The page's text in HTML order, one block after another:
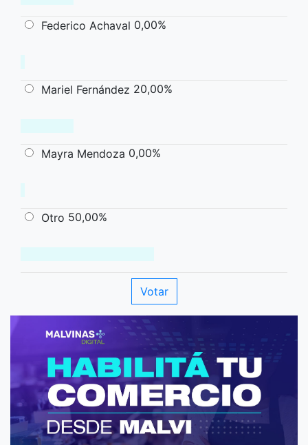
Federico Achaval 0,00%
Mariel Fernández 20,00%
Mayra Mendoza 0,00%
Otro 50,00%